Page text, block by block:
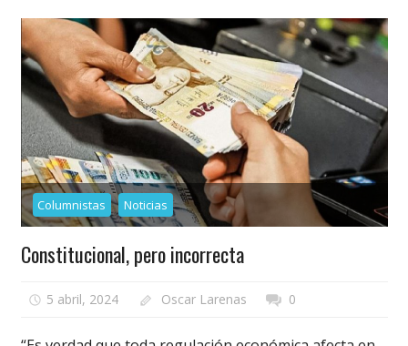
Columnistas Noticias
Constitucional, pero incorrecta
5 abril, 2024 Oscar Larenas 0